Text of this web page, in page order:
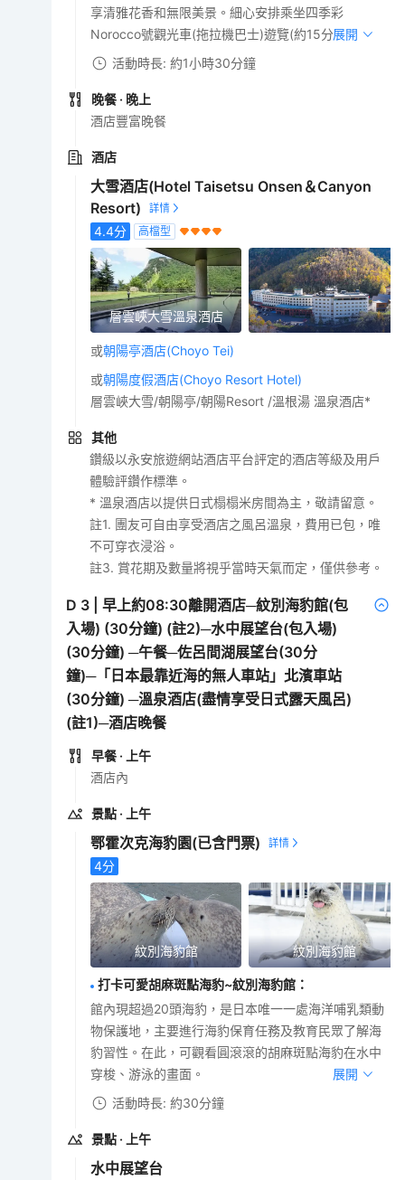
享清雅花香和無限美景。細心安排乘坐四季彩
Norocco號觀光車(拖拉機巴士)遊覽(約15分鐘)。
展開
活動時長: 約1小時30分鐘
晚餐 · 晚上
酒店豐富晚餐
酒店
大雪酒店(Hotel Taisetsu Onsen＆Canyon
Resort)
4.4分 高檔型
層雲峽大雪溫泉酒店
或朝陽亭酒店(Choyo Tei)
或朝陽度假酒店(Choyo Resort Hotel)
層雲峽大雪/朝陽亭/朝陽Resort /溫根湯 溫泉酒店*
其他
鑽級以永安旅遊網站酒店平台評定的酒店等級及用戶
體驗評鑽作標準。
* 溫泉酒店以提供日式榻榻米房間為主，敬請留意。
註1. 團友可自由享受酒店之風呂溫泉，費用已包，唯
不可穿衣浸浴。
註3. 賞花期及數量將視乎當時天氣而定，僅供參考。
D 3 |早上約08:30離開酒店─紋別海豹館(包
入場) (30分鐘) (註2)─水中展望台(包入場)
(30分鐘) ─午餐─佐呂間湖展望台(30分
鐘)─「日本最靠近海的無人車站」北濱車站
(30分鐘) ─溫泉酒店(盡情享受日式露天風呂)
(註1)─酒店晚餐
早餐 · 上午
酒店內
景點 · 上午
鄂霍次克海豹園(已含門票)
4分
紋別海豹館 紋別海豹館
打卡可愛胡麻斑點海豹~紋別海豹館 ：
館內現超過20頭海豹，是日本唯一一處海洋哺乳類動
物保護地，主要進行海豹保育任務及教育民眾了解海
豹習性。在此，可觀看圓滾滾的胡麻斑點海豹在水中
穿梭、游泳的畫面。
展開
活動時長: 約30分鐘
景點 · 上午
水中展望台